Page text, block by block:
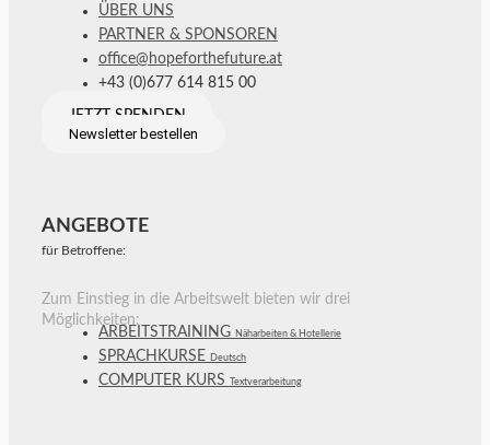
ÜBER UNS
PARTNER & SPONSOREN
office@hopeforthefuture.at
+43 (0)677 614 815 00
JETZT SPENDEN
Newsletter bestellen
ANGEBOTE
für Betroffene:
Zum Einstieg in die Arbeitswelt bieten wir drei
Möglichkeiten:
ARBEITSTRAINING Näharbeiten & Hotellerie
SPRACHKURSE Deutsch
COMPUTER KURS Textverarbeitung